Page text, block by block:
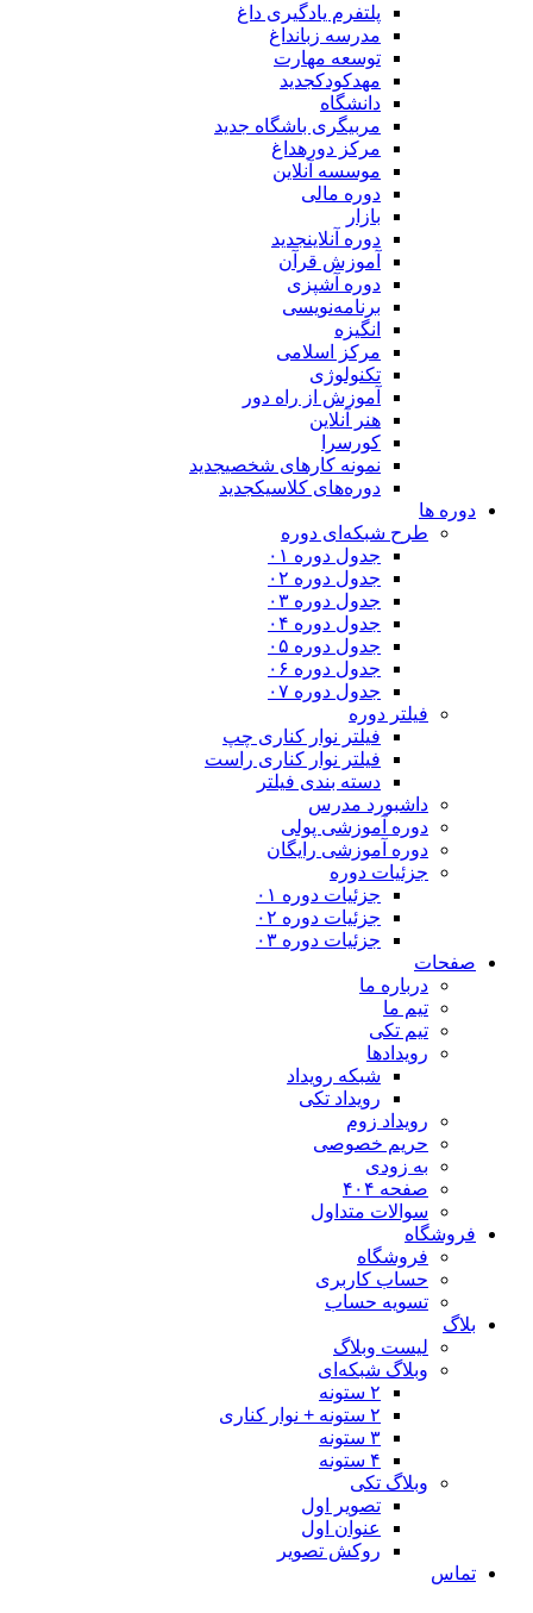
پلتفرم یادگیریداغ
مدرسه زبانداغ
توسعه مهارت
مهدکودکجدید
دانشگاه
مربیگری باشگاهجدید
مرکز دوره داغ
موسسه آنلاین
دوره مالی
بازار
دوره آنلاین جدید
آموزش قرآن
دوره آشپزی
برنامه‌نویسی
انگیزه
مرکز اسلامی
تکنولوژی
آموزش از راه دور
هنر آنلاین
کورسرا
نمونه کارهای شخصیجدید
دوره‌های کلاسیکجدید
دوره ها
طرح شبکه‌ای دوره
جدول دوره ۰۱
جدول دوره ۰۲
جدول دوره ۰۳
جدول دوره ۰۴
جدول دوره ۰۵
جدول دوره ۰۶
جدول دوره ۰۷
فیلتر دوره
فیلتر نوار کناری چپ
فیلتر نوار کناری راست
دسته بندی فیلتر
داشبورد مدرس
دوره آموزشی پولی
دوره آموزشی رایگان
جزئیات دوره
جزئیات دوره ۰۱
جزئیات دوره ۰۲
جزئیات دوره ۰۳
صفحات
درباره ما
تیم ما
تیم تکی
رویدادها
شبکه رویداد
رویداد تکی
رویداد زوم
حریم خصوصی
به زودی
صفحه ۴۰۴
سوالات متداول
فروشگاه
فروشگاه
حساب کاربری
تسویه حساب
بلاگ
لیست وبلاگ
وبلاگ شبکه‌ای
وبلاگ تکی
تصویر اول
عنوان اول
روکش تصویر
تماس